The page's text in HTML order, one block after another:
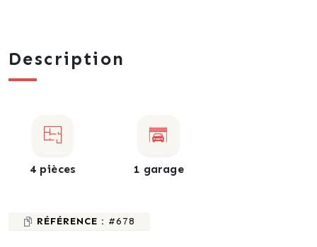
Description
4 pièces 1 garage
RÉFÉRENCE : #678